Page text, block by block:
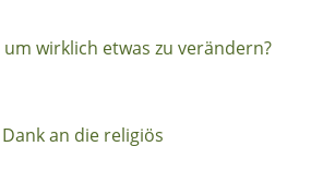
wirklich etwas zu verändern?
an die religiös